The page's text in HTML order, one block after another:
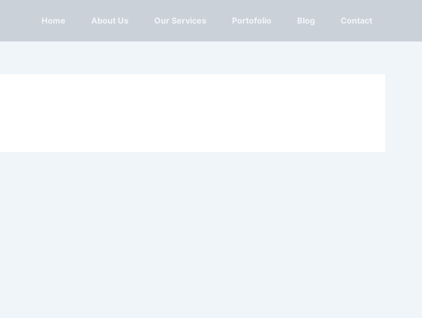
Home About Us Our Services Portofolio Blog Contact